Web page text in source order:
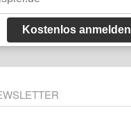
Kostenlos anmelden